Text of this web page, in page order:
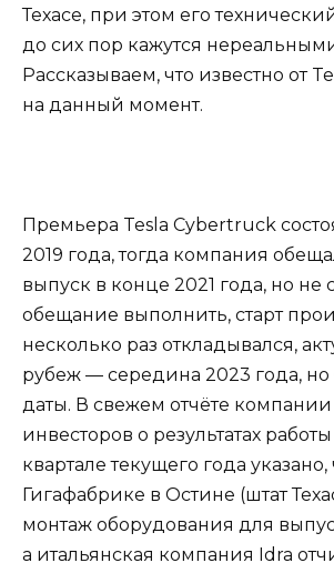
Техасе, при этом его
до сих пор кажутся
Рассказываем, что известно от
на данный момент.
Премьера Tesla Cybertruck
2019 года, тогда компания
выпуск в конце 2021 года, но не
обещание выполнить, старт
несколько раз откладывался,
рубеж — середина 2023 года, но
даты. В свежем отчёте компании
инвесторов о результатах
квартале текущего года указано,
Гигафабрике в Остине (штат
монтаж оборудования для
а итальянская компания Idra